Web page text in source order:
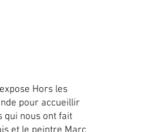
Hors les
pour accueillir
qui nous ont fait